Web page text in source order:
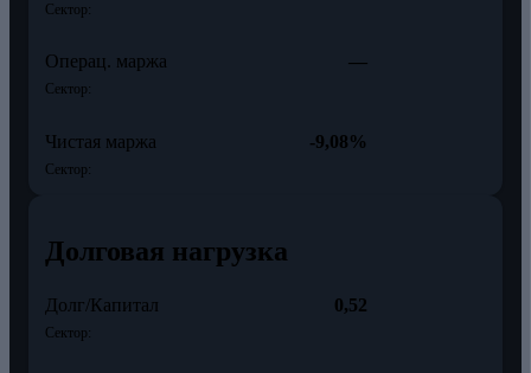
Сектор:
Операц. маржа
Сектор:
—
Чистая маржа
Сектор:
-9,08%
Долговая нагрузка
Долг/Капитал
Сектор:
0,52